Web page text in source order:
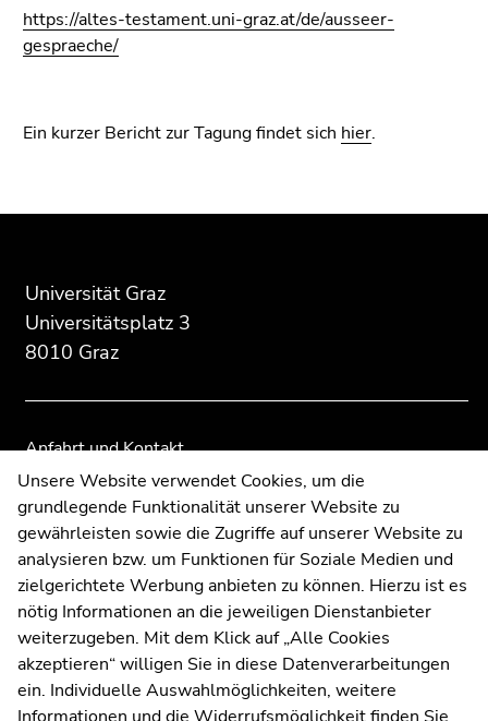
(Zugriffstaste
8)
9)
https://altes-testament.uni-graz.at/de/ausseer-
gespraeche/
Ein kurzer Bericht zur Tagung findet sich hier.
Beginn
Zusatzinformationen:
Universität Graz
Universitätsplatz 3
8010 Graz
Anfahrt und Kontakt
Kommunikation und Öffentlichkeitsarbeit
Moodle
UNIGRAZonline
Impressum
Datenschutzerklärung
Cookie-Einstellungen
Barrierefreiheitserklärung
Ende
Übersicht
Ende
Übersicht
Unsere Website verwendet Cookies, um die
grundlegende Funktionalität unserer Website zu
gewährleisten sowie die Zugriffe auf unserer Website zu
analysieren bzw. um Funktionen für Soziale Medien und
zielgerichtete Werbung anbieten zu können. Hierzu ist es
nötig Informationen an die jeweiligen Dienstanbieter
weiterzugeben. Mit dem Klick auf „Alle Cookies
akzeptieren“ willigen Sie in diese Datenverarbeitungen
ein. Individuelle Auswahlmöglichkeiten, weitere